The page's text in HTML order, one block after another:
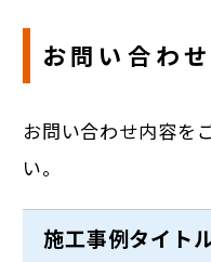
お問い合わ
お問い合わせ内容を
い。
施工事例タイト